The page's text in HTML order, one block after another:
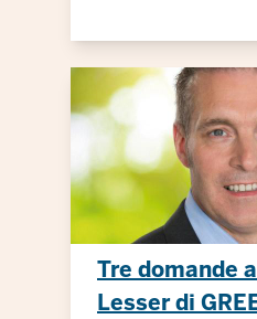
Tre domande
Lesser di